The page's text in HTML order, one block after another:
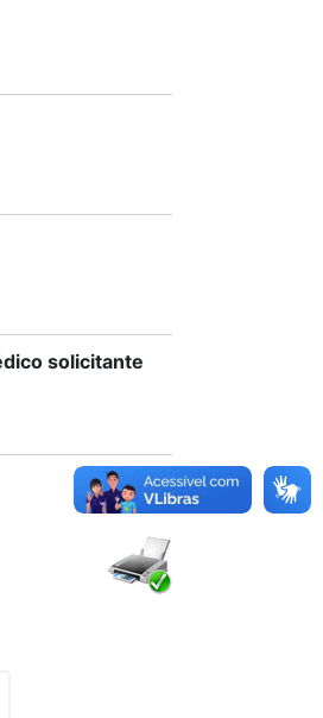
solicitante